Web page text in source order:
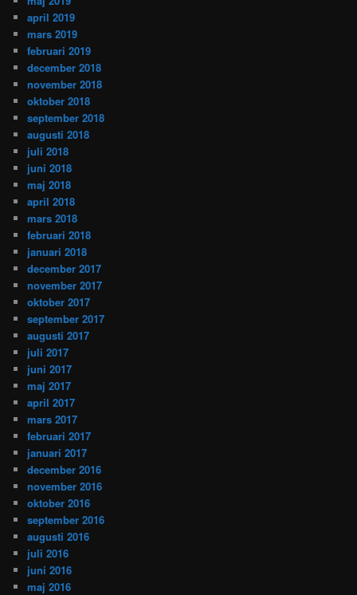
april 2019
mars 2019
februari 2019
december 2018
november 2018
oktober 2018
september 2018
augusti 2018
juli 2018
juni 2018
maj 2018
april 2018
mars 2018
februari 2018
januari 2018
december 2017
november 2017
oktober 2017
september 2017
augusti 2017
juli 2017
juni 2017
maj 2017
april 2017
mars 2017
februari 2017
januari 2017
december 2016
november 2016
oktober 2016
september 2016
augusti 2016
juli 2016
juni 2016
maj 2016